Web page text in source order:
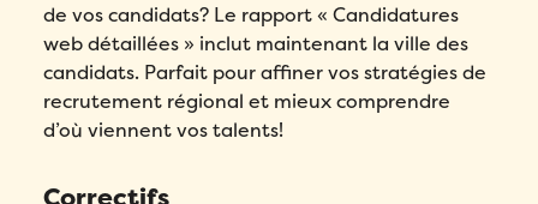
de vos candidats? Le rapport « Candidatures
web détaillées » inclut maintenant la ville des
candidats. Parfait pour affiner vos stratégies de
recrutement régional et mieux comprendre
d’où viennent vos talents!